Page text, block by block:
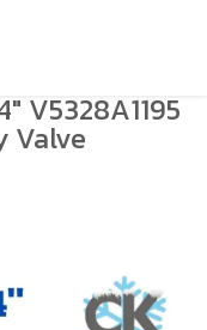
V5328A1195
Valve